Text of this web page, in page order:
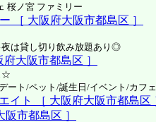
桜ノ宮 ファミリー
［ 大阪府大阪市都島区 ］
は貸し切り飲み放題あり◎
大阪市都島区 ］
☆
ト/ペット/誕生日/イベント/カフ
イト ［ 大阪府大阪市都島区
市都島区 ］